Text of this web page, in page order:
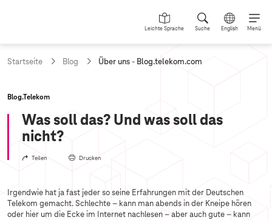
Leichte Sprache Suche English Menü
Startseite Blog
a
l
l
e
e
:
Über uns - Blog.telekom.com
Blog.Telekom
Was soll das? Und was soll das
nicht?
Teilen Drucken
Irgendwie hat ja fast jeder so seine Erfahrungen mit der Deutschen
Telekom gemacht. Schlechte – kann man abends in der Kneipe hören
oder hier um die Ecke im Internet nachlesen – aber auch gute – kann